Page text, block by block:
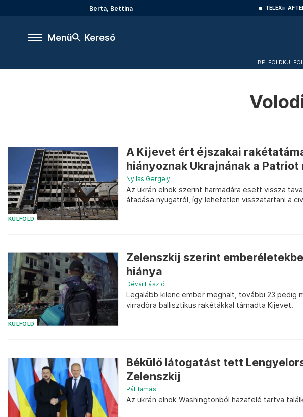
Berta, Bettina TELEX
Menü Kereső
BELFÖLD
KÜLFÖLD
A Kijevet ért éjszakai
hiányoznak Ukrajnának a Patriot
Nyilas Gergely
Az ukrán elnök szerint harmadára esett vissza
átadása nyugatról, így lehetetlen visszatartani a
KÜLFÖLD
Zelenszkij szerint
hiánya
Dévai László
Legalább kilenc ember meghalt, további 23 pedig
virradóra ballisztikus rakétákkal támadta Kijevet.
Békülő látogatást tett
Zelenszkij
Pál Tamás
Az ukrán elnök Washingtonból hazafelé tartva